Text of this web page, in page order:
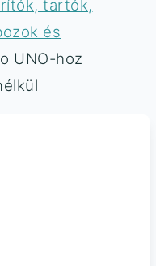
tartók,
és
UNO-hoz